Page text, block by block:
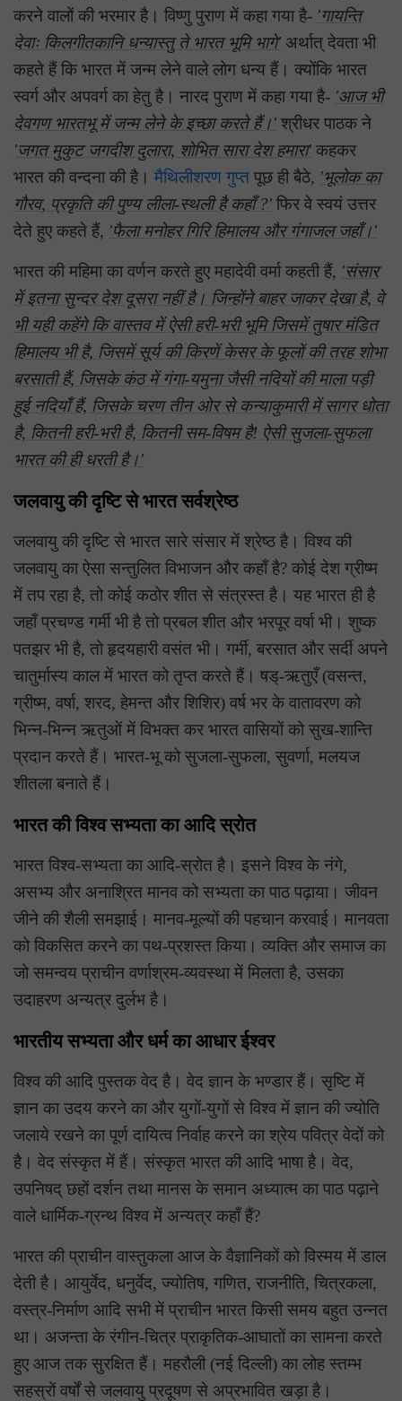
करने वालों की भरमार है। विष्णु पुराण में कहा गया है- 'गायन्ति
देवाः किलगीतकानि धन्यास्तु ते भारत भूमि भागे' अर्थात् देवता भी
कहते हैं कि भारत में जन्म लेने वाले लोग धन्य हैं। क्योंकि भारत
स्वर्ग और अपवर्ग का हेतु है। नारद पुराण में कहा गया है- 'आज भी
देवगण भारतभू में जन्म लेने के इच्छा करते हैं।' श्रीधर पाठक ने
'जगत मुकुट जगदीश दुलारा, शोभित सारा देश हमारा' कहकर
भारत की वन्दना की है। मैथिलीशरण गुप्त पूछ ही बैठे, 'भूलोक का
गौरव, प्रकृति की पुण्य लीला-स्थली है कहाँ ?' फिर वे स्वयं उत्तर
देते हुए कहते हैं, 'फैला मनोहर गिरि हिमालय और गंगाजल जहाँ।'
भारत की महिमा का वर्णन करते हुए महादेवी वर्मा कहती हैं, 'संसार
में इतना सुन्दर देश दूसरा नहीं है। जिन्होंने बाहर जाकर देखा है, वे
भी यही कहेंगे कि वास्तव में ऐसी हरी-भरी भूमि जिसमें तुषार मंडित
हिमालय भी है, जिसमें सूर्य की किरणें केसर के फूलों की तरह शोभा
बरसाती हैं, जिसके कंठ में गंगा-यमुना जैसी नदियों की माला पड़ी
हुई नदियाँ हैं, जिसके चरण तीन ओर से कन्याकुमारी में सागर धोता
है, कितनी हरी-भरी है, कितनी सम-विषम है! ऐसी सुजला-सुफला
भारत की ही धरती है।'
जलवायु की दृष्टि से भारत सर्वश्रेष्ठ
जलवायु की दृष्टि से भारत सारे संसार में श्रेष्ठ है। विश्व की
जलवायु का ऐसा सन्तुलित विभाजन और कहाँ है? कोई देश ग्रीष्म
में तप रहा है, तो कोई कठोर शीत से संत्रस्त है। यह भारत ही है
जहाँ प्रचण्ड गर्मी भी है तो प्रबल शीत और भरपूर वर्षा भी। शुष्क
पतझर भी है, तो हृदयहारी वसंत भी। गर्मी, बरसात और सर्दी अपने
चातुर्मास्य काल में भारत को तृप्त करते हैं। षड्-ऋतुएँ (वसन्त,
ग्रीष्म, वर्षा, शरद, हेमन्त और शिशिर) वर्ष भर के वातावरण को
भिन्न-भिन्न ऋतुओं में विभक्त कर भारत वासियों को सुख-शान्ति
प्रदान करते हैं। भारत-भू को सुजला-सुफला, सुवर्णा, मलयज
शीतला बनाते हैं।
भारत की विश्व सभ्यता का आदि स्रोत
भारत विश्व-सभ्यता का आदि-स्रोत है। इसने विश्व के नंगे,
असभ्य और अनाश्रित मानव को सभ्यता का पाठ पढ़ाया। जीवन
जीने की शैली समझाई। मानव-मूल्यों की पहचान करवाई। मानवता
को विकसित करने का पथ-प्रशस्त किया। व्यक्ति और समाज का
जो समन्वय प्राचीन वर्णाश्रम-व्यवस्था में मिलता है, उसका
उदाहरण अन्यत्र दुर्लभ है।
भारतीय सभ्यता और धर्म का आधार ईश्वर
विश्व की आदि पुस्तक वेद है। वेद ज्ञान के भण्डार हैं। सृष्टि में
ज्ञान का उदय करने का और युगों-युगों से विश्व में ज्ञान की ज्योति
जलाये रखने का पूर्ण दायित्व निर्वाह करने का श्रेय पवित्र वेदों को
है। वेद संस्कृत में हैं। संस्कृत भारत की आदि भाषा है। वेद,
उपनिषद् छहों दर्शन तथा मानस के समान अध्यात्म का पाठ पढ़ाने
वाले धार्मिक-ग्रन्थ विश्व में अन्यत्र कहाँ हैं?
भारत की प्राचीन वास्तुकला आज के वैज्ञानिकों को विस्मय में डाल
देती है। आयुर्वेद, धनुर्वेद, ज्योतिष, गणित, राजनीति, चित्रकला,
वस्त्र-निर्माण आदि सभी में प्राचीन भारत किसी समय बहुत उन्नत
था। अजन्ता के रंगीन-चित्र प्राकृतिक-आघातों का सामना करते
हुए आज तक सुरक्षित हैं। महरौली (नई दिल्ली) का लोह स्तम्भ
सहस्रों वर्षों से जलवायु प्रदूषण से अप्रभावित खड़ा है।